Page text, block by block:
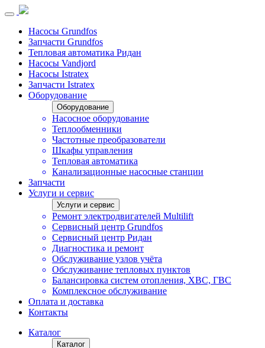
Насосы Grundfos
Запчасти Grundfos
Тепловая автоматика Ридан
Насосы Vandjord
Насосы Istratex
Запчасти Istratex
Оборудование
Оборудование
Насосное оборудование
Теплообменники
Частотные преобразователи
Шкафы управления
Тепловая автоматика
Канализационные насосные станции
Запчасти
Услуги и сервис
Услуги и сервис
Ремонт электродвигателей Multilift
Сервисный центр Grundfos
Сервисный центр Ридан
Диагностика и ремонт
Обслуживание узлов учёта
Обслуживание тепловых пунктов
Балансировка систем отопления, ХВС, ГВС
Комплексное обслуживание
Оплата и доставка
Контакты
Каталог
Каталог